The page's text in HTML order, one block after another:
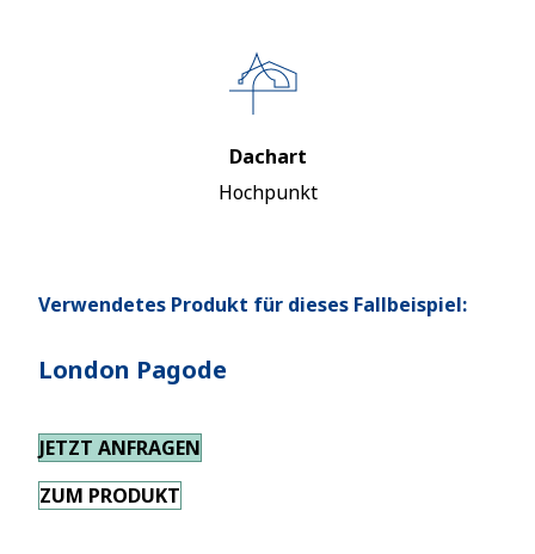
Dachart
Hochpunkt
Verwendetes Produkt für dieses Fallbeispiel:
London Pagode
JETZT ANFRAGEN
ZUM PRODUKT